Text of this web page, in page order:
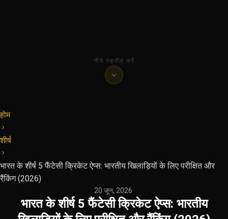
नीचे स्क्रॉल करें
होम
शीर्ष
भारत के शीर्ष 5 फैंटेसी क्रिकेट ऐप्स: भारतीय खिलाड़ियों के लिए परीक्षित और
रैंकिंग (2026)
20 जून, 2026·
भारत के शीर्ष 5 फैंटेसी क्रिकेट ऐप्स: भारतीय